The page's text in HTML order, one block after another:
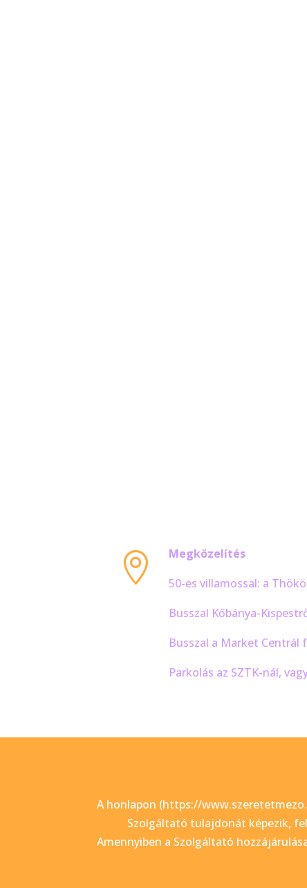

Megközelítés
50-es villamossal: a
Busszal Kőbánya-
Busszal a Market Centrál
Parkolás az SZTK-nál,
A honlapon (https://
Szolgáltató tulajdonát képezik,
Amennyiben a Szolgáltató